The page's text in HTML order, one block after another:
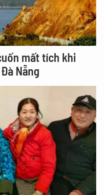
mất tích khi
Nẵng